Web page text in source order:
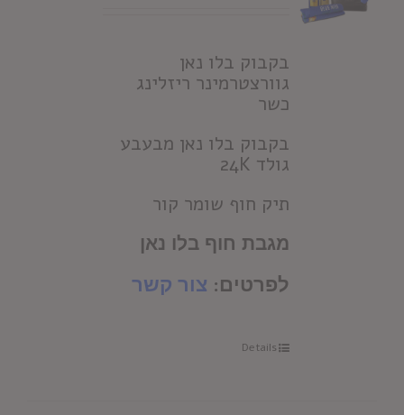
בקבוק בלו נאן
גוורצטרמינר ריזלינג
כשר
בקבוק בלו נאן מבעבע
גולד 24K
תיק חוף שומר קור
מגבת חוף בלו נאן
לפרטים: צור קשר
Details